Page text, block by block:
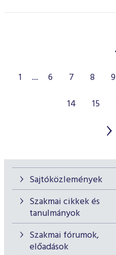
Sajtóközlemények
Szakmai cikkek és
tanulmányok
Szakmai fórumok,
előadások
1 ... 6 7 8 9
14
15